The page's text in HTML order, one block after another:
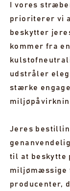
I vores
prioriterer vi
beskytter
kommer fra
udstråler
stærke
Jeres
til at beskytte
miljømæssige
producenter,